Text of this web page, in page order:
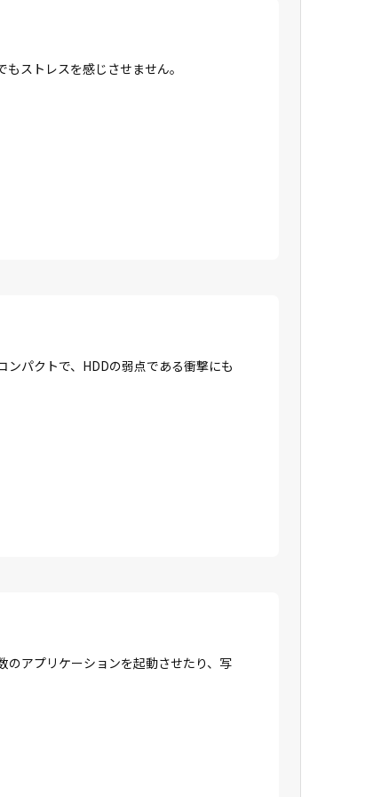
ストレスを感じさせません。
ンパクトで、HDDの弱点である衝撃にも
のアプリケーションを起動させたり、写